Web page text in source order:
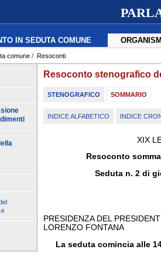
IN SEDUTA COMUNE
comune / Resoconti
Resoconto stenografico
STENOGRAFICO SOMMARIO
INDICE ALFABETICO INDICE
XIX
Resoconto
Seduta n. 2 di
PRESIDENZA DEL
LORENZO FONTANA
La seduta comincia alle